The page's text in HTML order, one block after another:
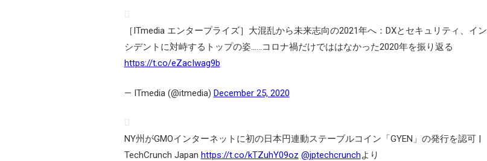
［ITmedia エンタープライズ］大混乱から未来志向の2021年へ：DXとセキュリティ、イン
シデントに対峙するトップの姿……コロナ禍だけでははなかった2020年を振り返る
https://t.co/eZacIwag9b
— ITmedia (@itmedia) December 25, 2020
NY州がGMOインターネットに初の日本円連動ステーブルコイン「GYEN」の発行を認可 |
TechCrunch Japan https://t.co/kTZuhY09oz @jptechcrunchより